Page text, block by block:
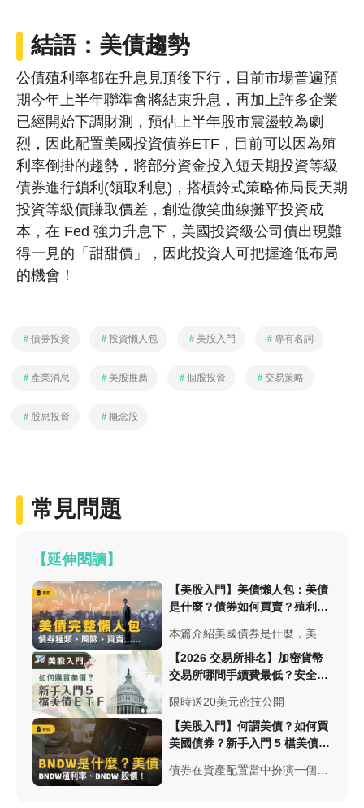
結語：美債趨勢
公債殖利率都在升息見頂後下行，目前市場普遍預
期今年上半年聯準會將結束升息，再加上許多企業
已經開始下調財測，預估上半年股市震盪較為劇
烈，因此配置美國投資債券ETF，目前可以因為殖
利率倒掛的趨勢，將部分資金投入短天期投資等級
債券進行鎖利(領取利息)，搭槓鈴式策略佈局長天期
投資等級債賺取價差，創造微笑曲線攤平投資成
本，在 Fed 強力升息下，美國投資級公司債出現難
得一見的「甜甜價」，因此投資人可把握逢低布局
的機會！
＃債券投資 ＃投資懶人包 ＃ 美股入門 ＃專有名詞
＃ 產業消息 ＃ 美股推薦 ＃個股投資 ＃交易策略
＃ 股息投資 ＃概念股
常見問題
【延伸閱讀】
【美股入門】美債懶人包：美債
是什麼？債券如何買賣？殖利率
本篇介紹美國債券是什麼，美國
債券種類多元，該如何買賣？每
種債券有哪些相關債券ETF？投
資債券有哪些風險？以及債券相
關專業名詞...本篇將完整介紹給
讀者！
【2026 交易所排名】加密貨幣
交易所哪間手續費最低？安全性
限時送20美元密技公開
【美股入門】何謂美債？如何買
美國債券？新手入門 5 檔美債
債券在資產配置當中扮演一個非